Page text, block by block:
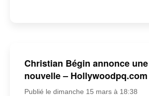
Christian Bégin annonce
nouvelle – Hollywoodpq.com
Publié le dimanche 15 mars à 18:38